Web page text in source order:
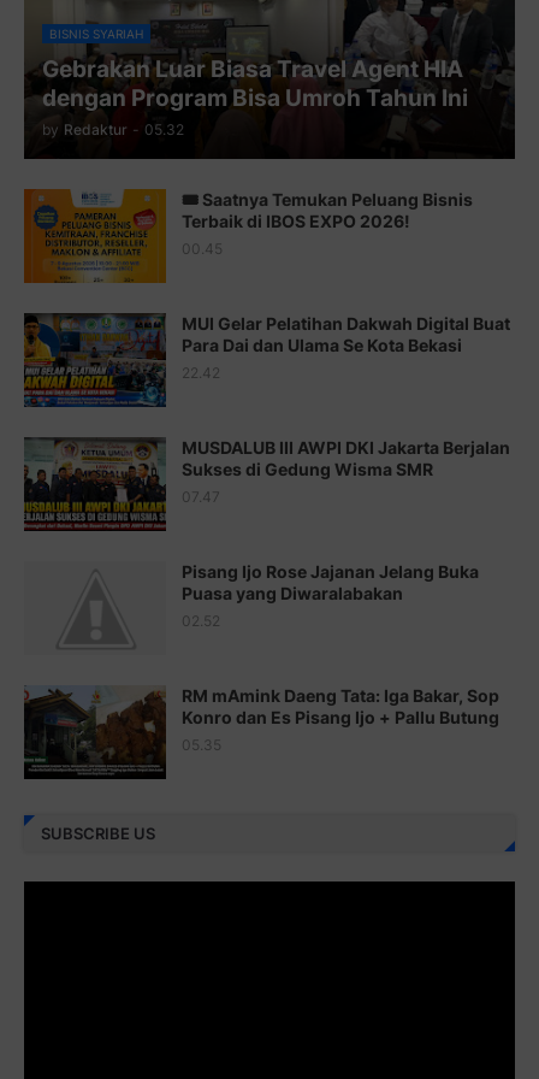
Juz 10 ⇨http://j.mp/2bHfyUH
Juz 11 ⇨http://j.mp/2bHf80y
Juz 13 ⇨http://j.mp/2bFTiKQ
Juz 14 ⇨http://j.mp/2b8SUTA
Juz 15 ⇨http://j.mp/2bFRQIM
Juz 17 ⇨http://j.mp/2brHsFz
Juz 18 ⇨http://j.mp/2b8SCfc
Juz 19 ⇨http://j.mp/2bFSq95
Juz 20 ⇨http://j.mp/2brI1zc
Juz 21 ⇨http://j.mp/2b8VcBO
http://j.mp/2bFRxNP
http://j.mp/2brItxm
Juz 25 ⇨http://j.mp/2brImlf
Juz 26 ⇨http://j.mp/2bFRHF2
BISNIS SYARIAH
Gebrakan Luar Biasa Travel Agent HIA
dengan Program Bisa Umroh Tahun Ini
by Redaktur - 05.32
🎟️ Saatnya Temukan Peluang Bisnis
Terbaik di IBOS EXPO 2026!
00.45
MUI Gelar Pelatihan Dakwah Digital Buat
Para Dai dan Ulama Se Kota Bekasi
22.42
MUSDALUB III AWPI DKI Jakarta Berjalan
Sukses di Gedung Wisma SMR
07.47
Pisang Ijo Rose Jajanan Jelang Buka
Puasa yang Diwaralabakan
02.52
RM mAmink Daeng Tata: Iga Bakar, Sop
Konro dan Es Pisang Ijo + Pallu Butung
05.35
SUBSCRIBE US